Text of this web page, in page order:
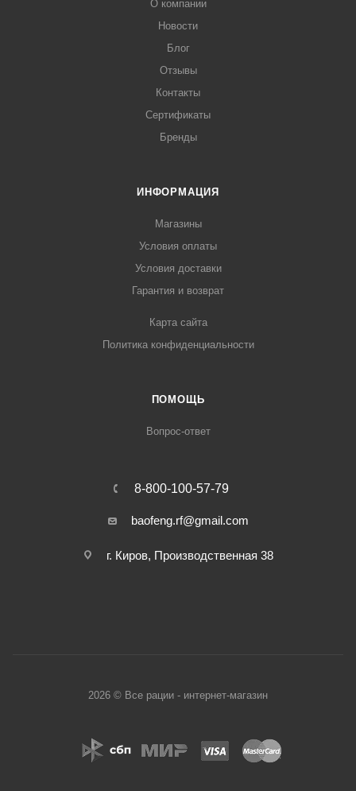
О компании
Новости
Блог
Отзывы
Контакты
Сертификаты
Бренды
ИНФОРМАЦИЯ
Магазины
Условия оплаты
Условия доставки
Гарантия и возврат
Карта сайта
Политика конфиденциальности
ПОМОЩЬ
Вопрос-ответ
8-800-100-57-79
baofeng.rf@gmail.com
г. Киров, Производственная 38
2026 © Все рации - интернет-магазин